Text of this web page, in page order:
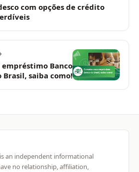
com opções de crédito
empréstimo Banco
Brasil, saiba como!
is an independent informational
no relationship, affiliation,